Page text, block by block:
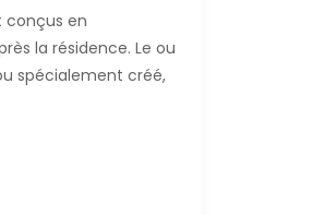
conçus en
la résidence. Le ou
spécialement créé,